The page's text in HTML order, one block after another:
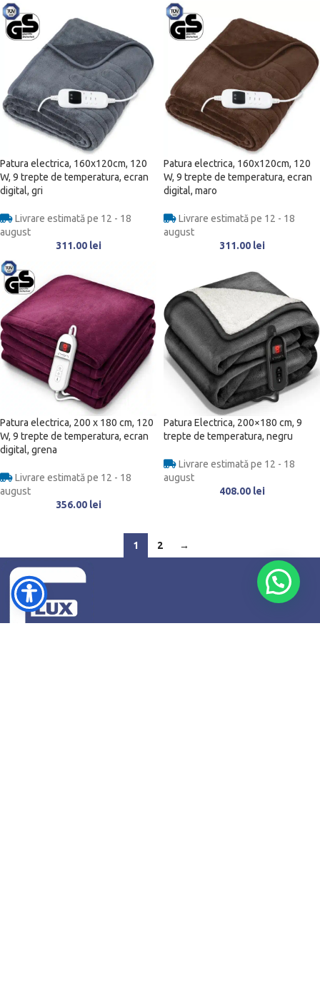
Patura electrica, 160x120cm, 120
W, 9 trepte de temperatura, ecran
digital, gri
Livrare estimată pe 12 - 18
august
311.00 lei
Patura electrica, 160x120cm, 120
W, 9 trepte de temperatura, ecran
digital, maro
Livrare estimată pe 12 - 18
august
311.00 lei
Patura electrica, 200 x 180 cm, 120
W, 9 trepte de temperatura, ecran
digital, grena
Livrare estimată pe 12 - 18
august
356.00 lei
Patura Electrica, 200×180 cm, 9
trepte de temperatura, negru
Livrare estimată pe 12 - 18
august
408.00 lei
1 2 →